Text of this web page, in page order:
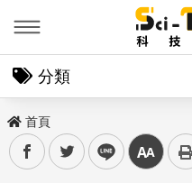
分類
首頁
facebooktwitter line 中